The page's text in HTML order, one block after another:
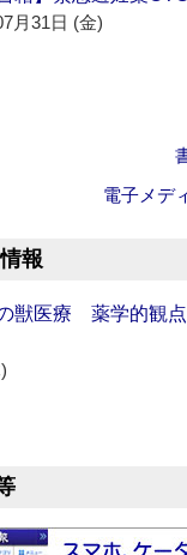
月31日 (金)
電子メデ
報
獣医療 薬学的観